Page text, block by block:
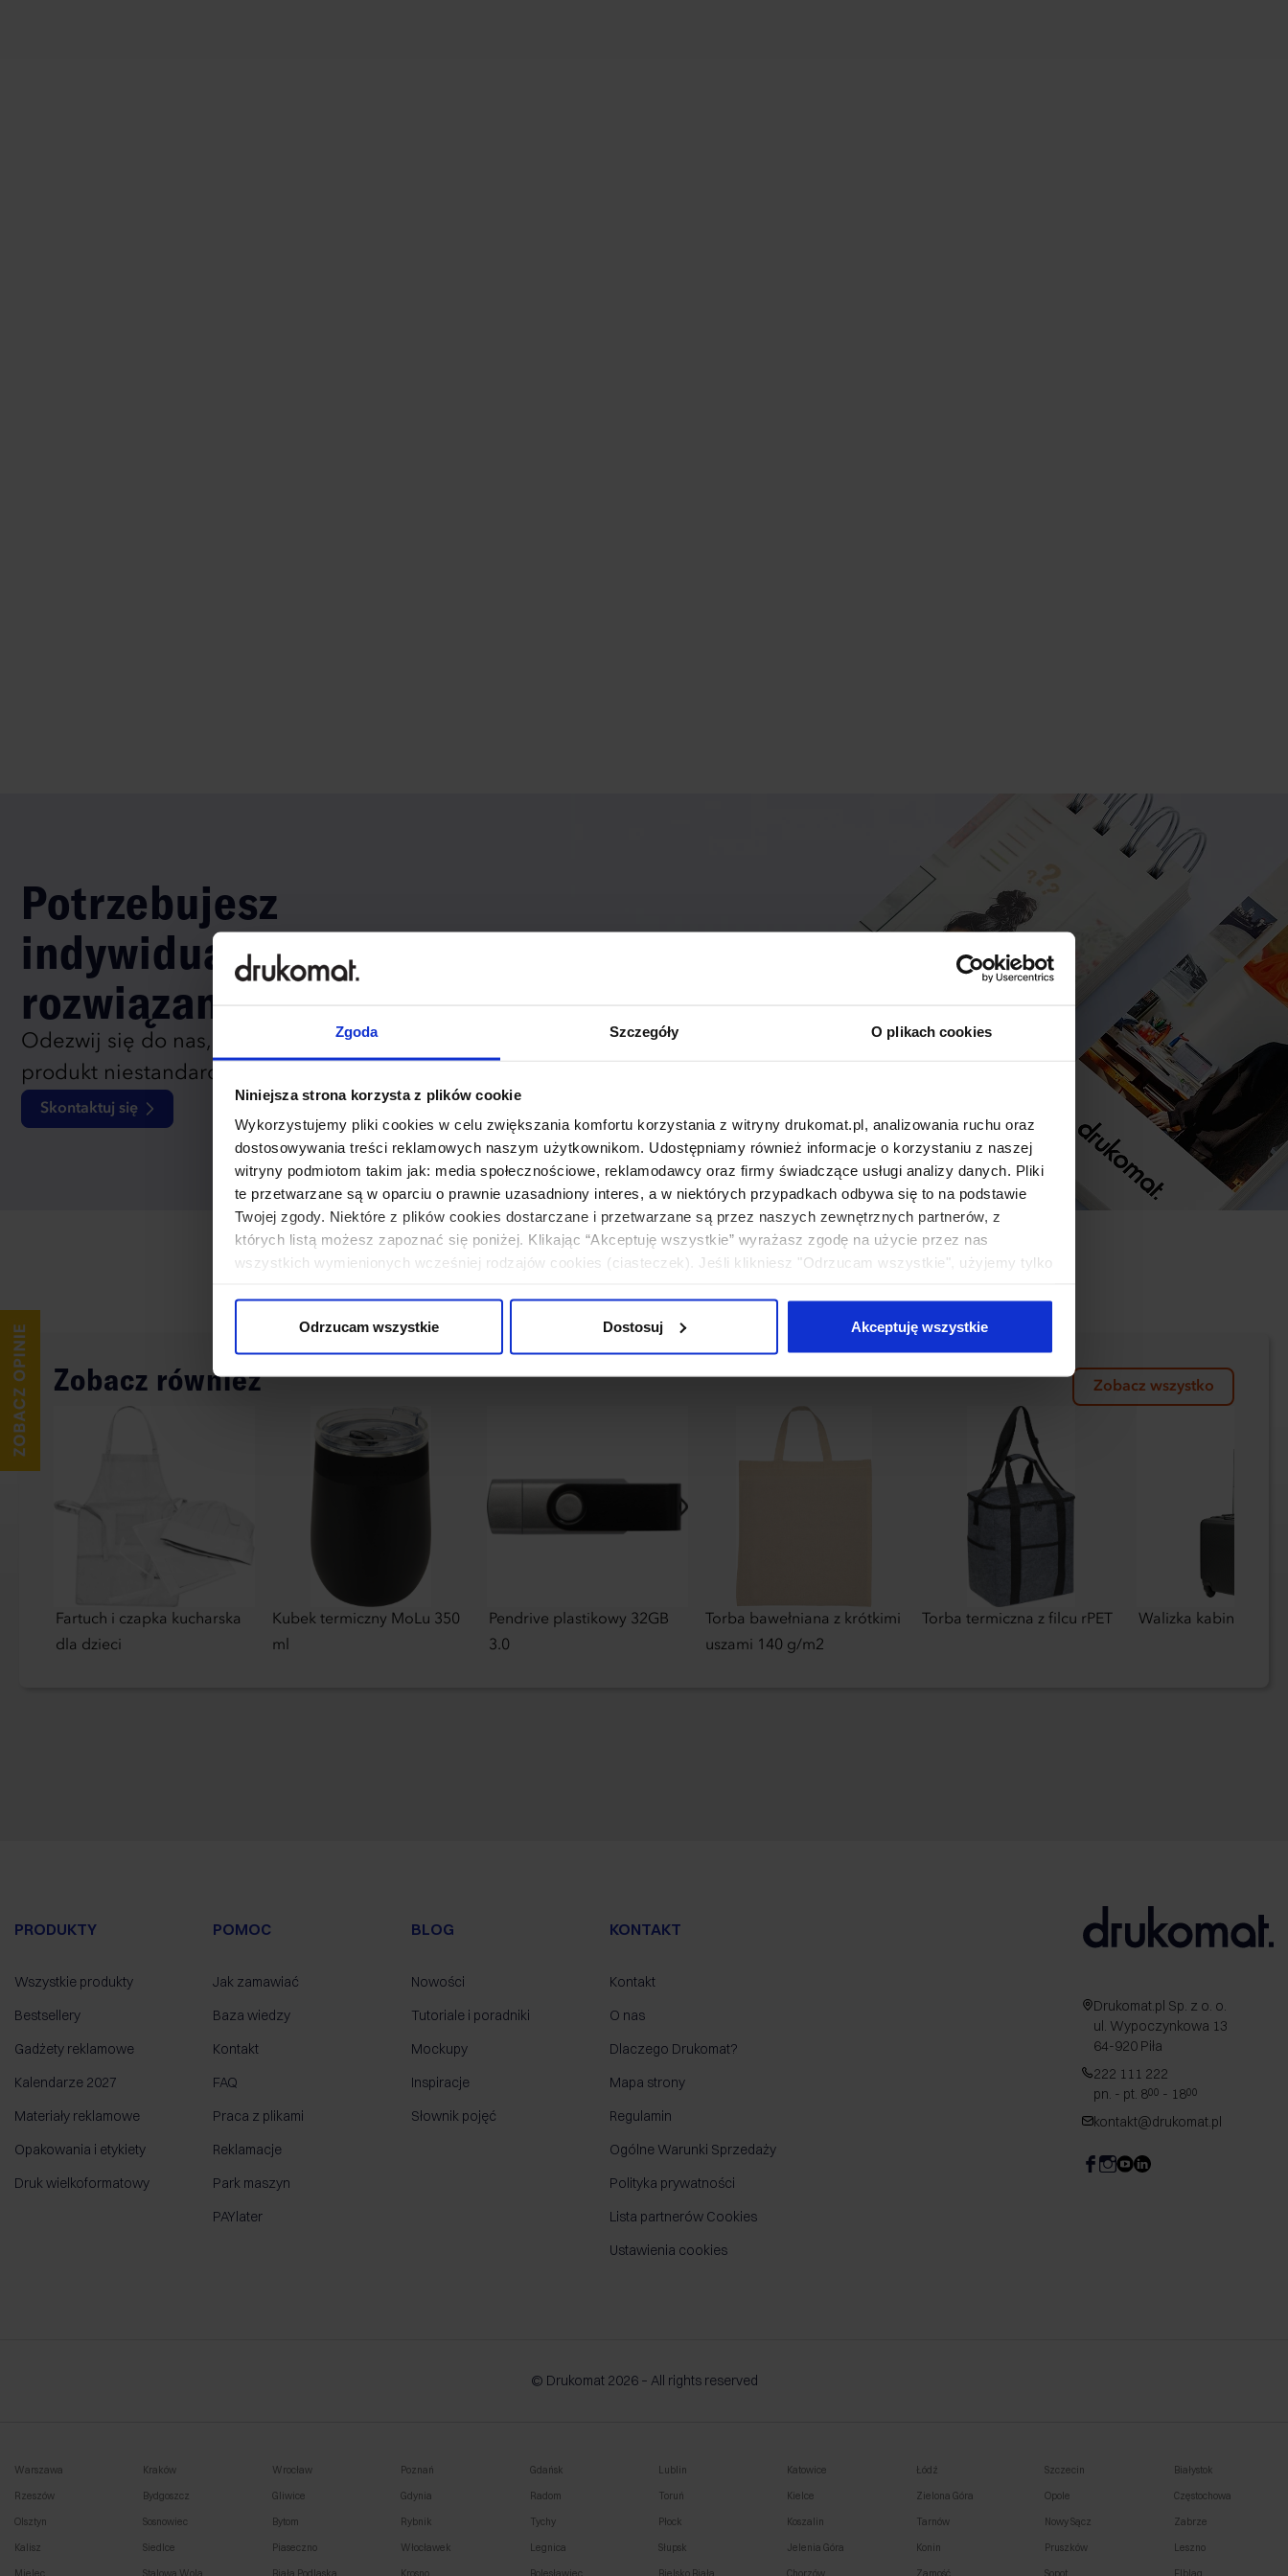
Zgoda Szczegóły O plikach cookies
Niniejsza strona korzysta z plików cookie
Wykorzystujemy pliki cookies w celu zwiększania komfortu korzystania z witryny drukomat.pl, analizowania ruchu oraz
dostosowywania treści reklamowych naszym użytkownikom. Udostępniamy również informacje o korzystaniu z naszej
witryny podmiotom takim jak: media społecznościowe, reklamodawcy oraz firmy świadczące usługi analizy danych. Pliki
te przetwarzane są w oparciu o prawnie uzasadniony interes, a w niektórych przypadkach odbywa się to na podstawie
Twojej zgody. Niektóre z plików cookies dostarczane i przetwarzane są przez naszych zewnętrznych partnerów, z
których listą możesz zapoznać się poniżej. Klikając “Akceptuję wszystkie” wyrażasz zgodę na użycie przez nas
wszystkich wymienionych wcześniej rodzajów cookies (ciasteczek). Jeśli klikniesz "Odrzucam wszystkie", użyjemy tylko
Odrzucam wszystkie
Dostosuj Akceptuję wszystkie
Potrzebujesz
indywidualnego
rozwiązania?
Odezwij się do nas, aby omówić
produkt niestandardowy.
Skontaktuj się
Zobacz również Zobacz wszystko
Fartuch i czapka kucharska
dla dzieci
Kubek termiczny MoLu 350
ml
Pendrive plastikowy 32GB
3.0
Torba bawełniana z krótkimi
uszami 140 g/m2
Torba termiczna z filcu rPET Walizka kabinowa
PRODUKTY
Wszystkie produkty
Bestsellery
Gadżety reklamowe
Kalendarze 2027
Materiały reklamowe
Opakowania i etykiety
Druk wielkoformatowy
POMOC
Jak zamawiać
Baza wiedzy
Kontakt
FAQ
Praca z plikami
Reklamacje
Park maszyn
PAYlater
BLOG
Nowości
Tutoriale i poradniki
Mockupy
Inspiracje
Słownik pojęć
KONTAKT
Kontakt
O nas
Dlaczego Drukomat?
Mapa strony
Regulamin
Ogólne Warunki Sprzedaży
Polityka prywatności
Lista partnerów Cookies
Ustawienia cookies
Drukomat.pl Sp. z o. o.
ul. Wypoczynkowa 13
64-920 Piła
222 111 222
pn. - pt. 800 - 1800
kontakt@drukomat.pl
© Drukomat 2026 – All rights reserved
Warszawa Kraków Wrocław Poznań Gdańsk Lublin Katowice Łódź Szczecin Białystok
Rzeszów Bydgoszcz Gliwice Gdynia Radom Toruń Kielce Zielona Góra Opole Częstochowa
Olsztyn Sosnowiec Bytom Rybnik Tychy Płock Koszalin Tarnów Nowy Sącz Zabrze
Kalisz Siedlce Piaseczno Włocławek Legnica Słupsk Jelenia Góra Konin Pruszków Leszno